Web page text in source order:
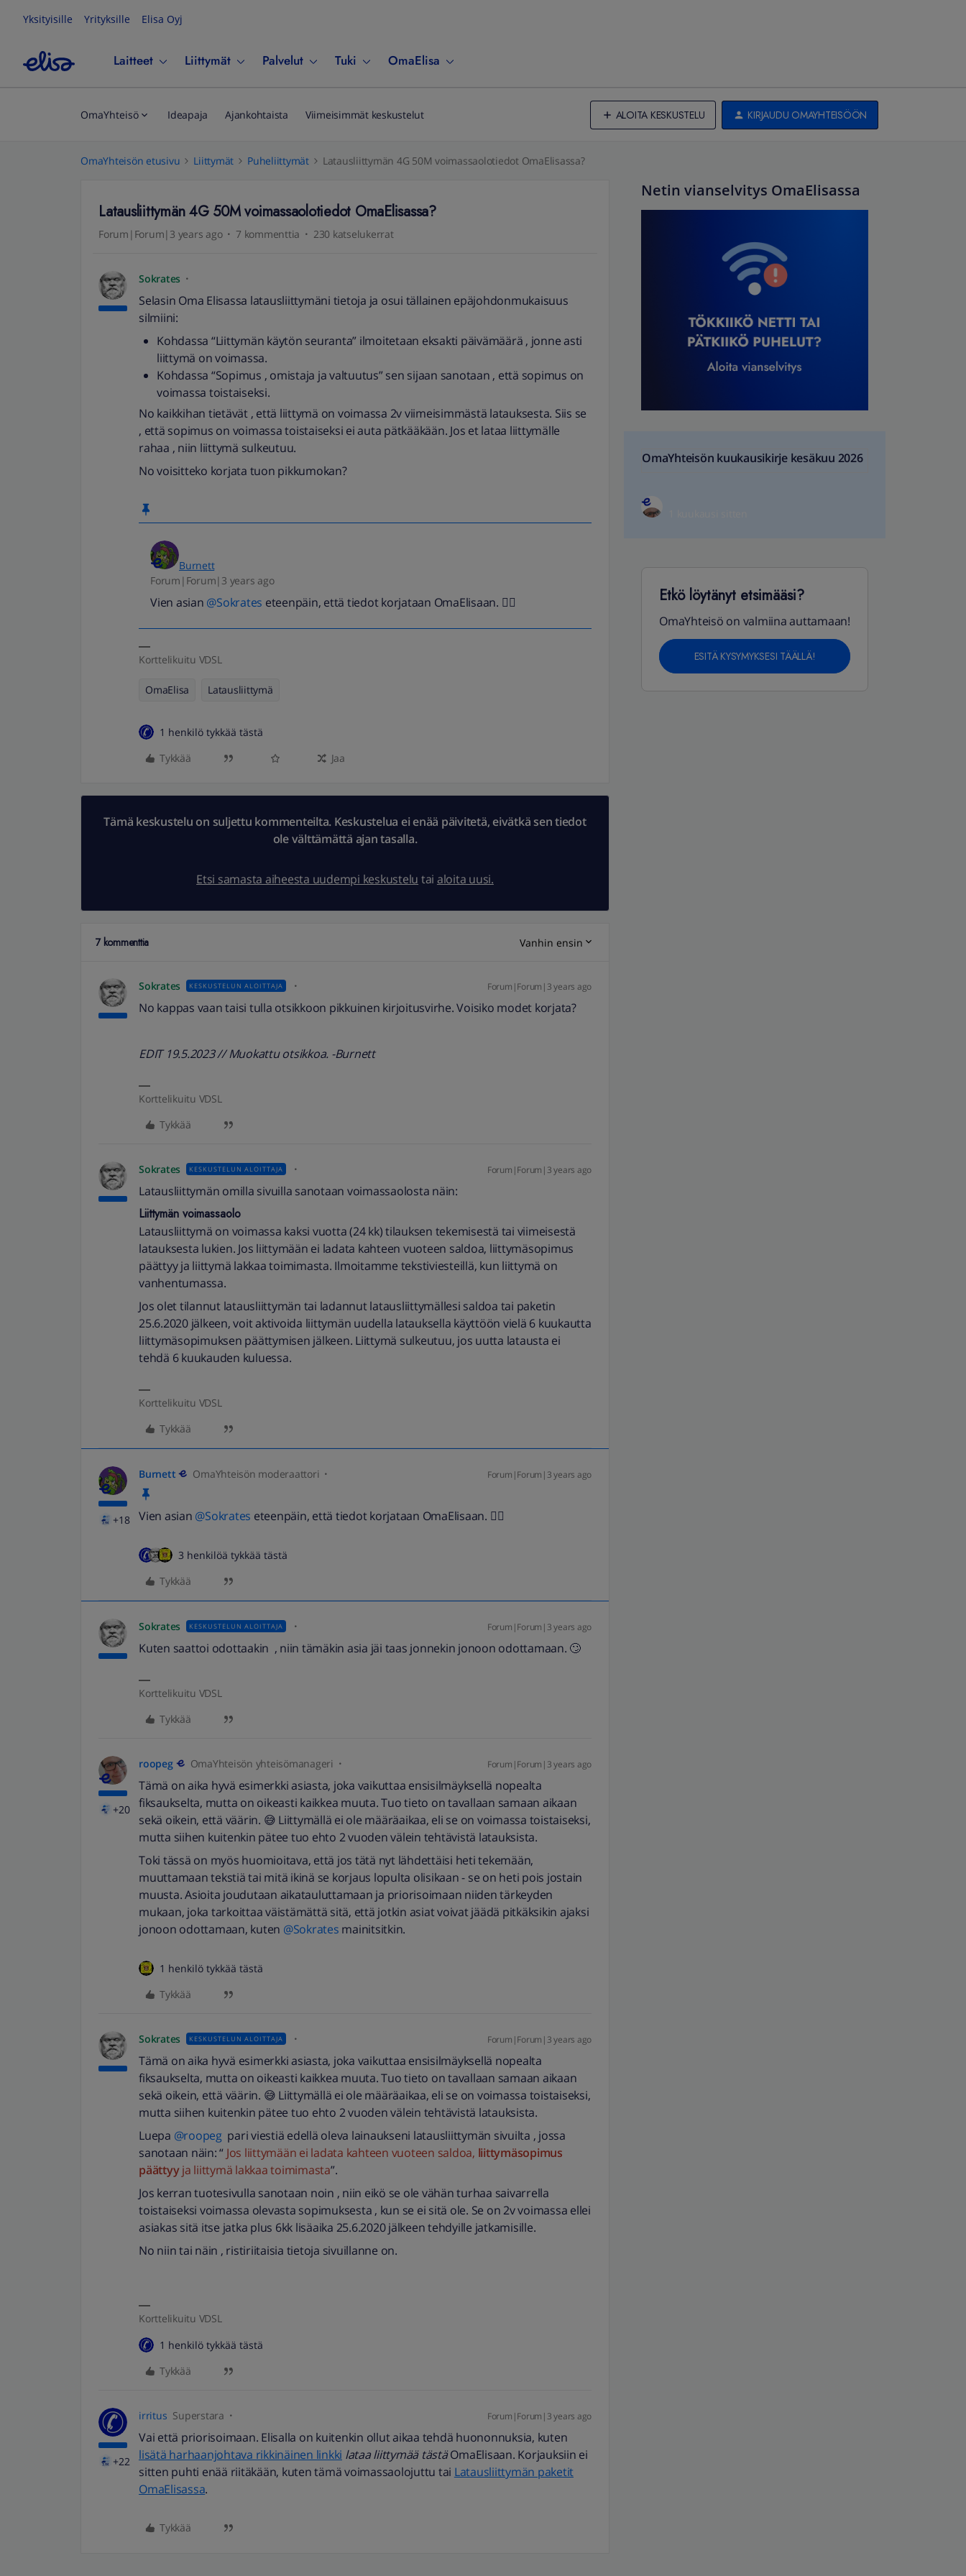
Yksityisille Yrityksille Elisa Oyj
Laitteet Liittymät Palvelut Tuki OmaElisa
OmaYhteisö Ideapaja Ajankohtaista Viimeisimmät keskustelut ALOITA KESKUSTELU KIRJAUDU OMAYHTEISÖÖN
OmaYhteisön etusivu Liittymät Puheliittymät Latausliittymän 4G 50M voimassaolotiedot OmaElisassa?
Latausliittymän 4G 50M voimassaolotiedot OmaElisassa?
Forum|Forum|3 years ago 7 kommenttia 230 katselukerrat
Sokrates
Selasin Oma Elisassa latausliittymäni tietoja ja osui tällainen epäjohdonmukaisuus
silmiini:
Kohdassa “Liittymän käytön seuranta” ilmoitetaan eksakti päivämäärä , jonne asti
liittymä on voimassa.
Kohdassa “Sopimus , omistaja ja valtuutus” sen sijaan sanotaan , että sopimus on
voimassa toistaiseksi.
No kaikkihan tietävät , että liittymä on voimassa 2v viimeisimmästä latauksesta. Siis se
, että sopimus on voimassa toistaiseksi ei auta pätkääkään. Jos et lataa liittymälle
rahaa , niin liittymä sulkeutuu.
No voisitteko korjata tuon pikkumokan?
Burnett
Forum|Forum|3 years ago
Vien asian @Sokrates eteenpäin, että tiedot korjataan OmaElisaan. 👍🏻
Korttelikuitu VDSL
OmaElisa Latausliittymä
1 henkilö tykkää tästä
Tykkää
Jaa
Tämä keskustelu on suljettu kommenteilta. Keskustelua ei enää päivitetä, eivätkä sen tiedot
ole välttämättä ajan tasalla.
Etsi samasta aiheesta uudempi keskustelu tai aloita uusi.
7 kommenttia Vanhin ensin
Sokrates KESKUSTELUN ALOITTAJA Forum|Forum|3 years ago
No kappas vaan taisi tulla otsikkoon pikkuinen kirjoitusvirhe. Voisiko modet korjata?
EDIT 19.5.2023 // Muokattu otsikkoa. -Burnett
Korttelikuitu VDSL
Tykkää
Sokrates KESKUSTELUN ALOITTAJA Forum|Forum|3 years ago
Latausliittymän omilla sivuilla sanotaan voimassaolosta näin:
Liittymän voimassaolo
Latausliittymä on voimassa kaksi vuotta (24 kk) tilauksen tekemisestä tai viimeisestä
latauksesta lukien. Jos liittymään ei ladata kahteen vuoteen saldoa, liittymäsopimus
päättyy ja liittymä lakkaa toimimasta. Ilmoitamme tekstiviesteillä, kun liittymä on
vanhentumassa.
Jos olet tilannut latausliittymän tai ladannut latausliittymällesi saldoa tai paketin
25.6.2020 jälkeen, voit aktivoida liittymän uudella latauksella käyttöön vielä 6 kuukautta
liittymäsopimuksen päättymisen jälkeen. Liittymä sulkeutuu, jos uutta latausta ei
tehdä 6 kuukauden kuluessa.
Korttelikuitu VDSL
Tykkää
+18
Burnett OmaYhteisön moderaattori Forum|Forum|3 years ago
Vien asian @Sokrates eteenpäin, että tiedot korjataan OmaElisaan. 👍🏻
3 henkilöä tykkää tästä
Tykkää
Sokrates KESKUSTELUN ALOITTAJA Forum|Forum|3 years ago
Kuten saattoi odottaakin , niin tämäkin asia jäi taas jonnekin jonoon odottamaan. 🙄
Korttelikuitu VDSL
Tykkää
+20
roopeg OmaYhteisön yhteisömanageri Forum|Forum|3 years ago
Tämä on aika hyvä esimerkki asiasta, joka vaikuttaa ensisilmäyksellä nopealta
fiksaukselta, mutta on oikeasti kaikkea muuta. Tuo tieto on tavallaan samaan aikaan
sekä oikein, että väärin. 😅 Liittymällä ei ole määräaikaa, eli se on voimassa toistaiseksi,
mutta siihen kuitenkin pätee tuo ehto 2 vuoden välein tehtävistä latauksista.
Toki tässä on myös huomioitava, että jos tätä nyt lähdettäisi heti tekemään,
muuttamaan tekstiä tai mitä ikinä se korjaus lopulta olisikaan - se on heti pois jostain
muusta. Asioita joudutaan aikatauluttamaan ja priorisoimaan niiden tärkeyden
mukaan, joka tarkoittaa väistämättä sitä, että jotkin asiat voivat jäädä pitkäksikin ajaksi
jonoon odottamaan, kuten @Sokrates mainitsitkin.
1 henkilö tykkää tästä
Tykkää
Sokrates KESKUSTELUN ALOITTAJA Forum|Forum|3 years ago
Tämä on aika hyvä esimerkki asiasta, joka vaikuttaa ensisilmäyksellä nopealta
fiksaukselta, mutta on oikeasti kaikkea muuta. Tuo tieto on tavallaan samaan aikaan
sekä oikein, että väärin. 😅 Liittymällä ei ole määräaikaa, eli se on voimassa toistaiseksi,
mutta siihen kuitenkin pätee tuo ehto 2 vuoden välein tehtävistä latauksista.
Luepa @roopegpari viestiä edellä oleva lainaukseni latausliittymän sivuilta , jossa
sanotaan näin: “ Jos liittymään ei ladata kahteen vuoteen saldoa, liittymäsopimus
päättyyja liittymä lakkaa toimimasta”.
Jos kerran tuotesivulla sanotaan noin , niin eikö se ole vähän turhaa saivarrella
toistaiseksi voimassa olevasta sopimuksesta , kun se ei sitä ole. Se on 2v voimassa ellei
asiakas sitä itse jatka plus 6kk lisäaika 25.6.2020 jälkeen tehdyille jatkamisille.
No niin tai näin , ristiriitaisia tietoja sivuillanne on.
Korttelikuitu VDSL
1 henkilö tykkää tästä
Tykkää
+22
irritus Superstara Forum|Forum|3 years ago
Vai että priorisoimaan. Elisalla on kuitenkin ollut aikaa tehdä huononnuksia, kuten
lisätä harhaanjohtava rikkinäinen linkki lataa liittymää tästäOmaElisaan. Korjauksiin ei
sitten puhti enää riitäkään, kuten tämä voimassaolojuttu tai Latausliittymän paketit
OmaElisassa.
Tykkää
Netin vianselvitys OmaElisassa
OmaYhteisön kuukausikirje kesäkuu 2026
Etkö löytänyt etsimääsi?
OmaYhteisö on valmiina auttamaan!
ESITÄ KYSYMYKSESI TÄÄLLÄ!